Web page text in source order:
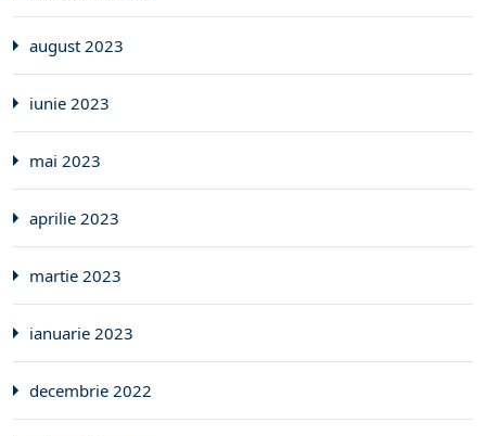
august 2023
iunie 2023
mai 2023
aprilie 2023
martie 2023
ianuarie 2023
decembrie 2022